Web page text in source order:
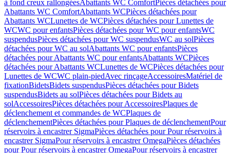
à fond creux rallongéesAbattants WC ComfortPièces détachées pour
Abattants WC ComfortAbattants WCPièces détachées pour
Abattants WCLunettes de WCPièces détachées pour Lunettes de
WCWC pour enfantsPièces détachées pour WC pour enfantsWC
suspendusPièces détachées pour WC suspendusWC au solPièces
détachées pour WC au solAbattants WC pour enfantsPièces
détachées pour Abattants WC pour enfantsAbattants WCPièces
détachées pour Abattants WCLunettes de WCPièces détachées pour
Lunettes de WCWC plain-piedAvec rinçageAccessoiresMatériel de
fixationBidetsBidets suspendusPièces détachées pour Bidets
suspendusBidets au solPièces détachées pour Bidets au
solAccessoiresPièces détachées pour AccessoiresPlaques de
déclenchement et commandes de WCPlaques de
déclenchementPièces détachées pour Plaques de déclenchementPour
réservoirs à encastrer SigmaPièces détachées pour Pour réservoirs à
encastrer SigmaPour réservoirs à encastrer OmegaPièces détachées
pour Pour réservoirs à encastrer OmegaPour réservoirs à encastrer